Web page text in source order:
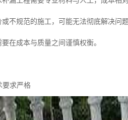
不规范的施工，可能无法彻底解决问
在成本与质量之间谨慎权衡。
要求严格